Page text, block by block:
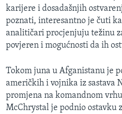
karijere i dosadašnjih
poznati, interesantno je čuti
analitičari procjenjuju težinu
povjeren i mogućnosti da ih
Tokom juna u Afganistanu je
američkih i vojnika iz sastava
promjena na komandnom
McChrystal je podnio ostavku